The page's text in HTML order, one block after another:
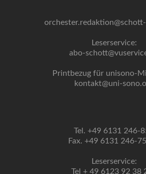
Leserservice:
abo-
Printbezug für unisono-
kontakt@uni-
Tel. +49 6131 246-
Fax. +49 6131 246-
Leserservice:
Tel + 49 6123 92 38